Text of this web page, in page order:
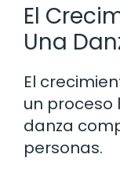
El
Una
El
un proceso
danza
personas.